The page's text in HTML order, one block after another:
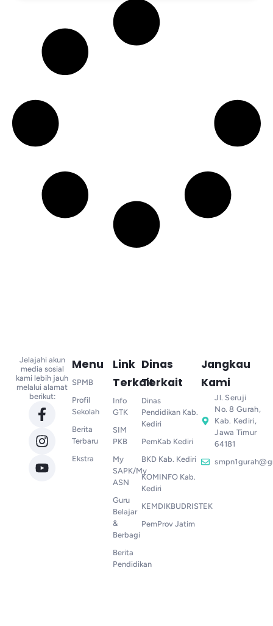
Jelajahi akun
media sosial
kami lebih jauh
melalui alamat
berikut:
Menu
SPMB
Profil
Sekolah
Berita
Terbaru
Ekstra
Link
Terkait
Info
GTK
SIM
PKB
My
SAPK/My
ASN
Guru
Belajar
&
Berbagi
Berita
Pendidikan
Dinas
Terkait
Dinas
Pendidikan Kab.
Kediri
PemKab Kediri
BKD Kab. Kediri
KOMINFO Kab.
Kediri
KEMDIKBUDRISTEK
PemProv Jatim
Jangkau
Kami
Jl. Seruji
No. 8 Gurah,
Kab. Kediri,
Jawa Timur
64181